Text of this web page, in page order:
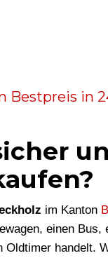
Bestpreis in
im Kanton
einen Bus,
Oldtimer handelt.